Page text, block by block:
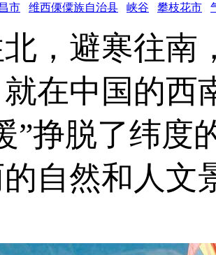
市 维西傈僳族自治县 峡谷 攀枝花市
，避寒往南
在中国的西
”挣脱了纬度
自然和人